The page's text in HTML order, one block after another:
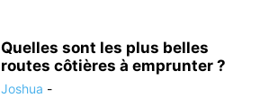
Quelles sont les plus belles
routes côtières à emprunter ?
Joshua -